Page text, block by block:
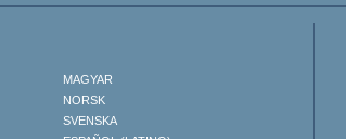
MAGYAR
NORSK
SVENSKA